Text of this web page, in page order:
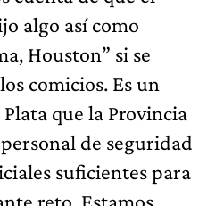
algo así como
Houston” si se
comicios. Es un
Plata que la Provincia
de seguridad
suficientes para
reto. Estamos